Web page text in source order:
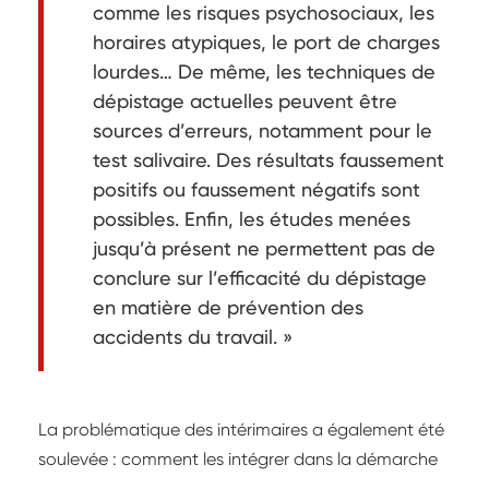
comme les risques psychosociaux, les
horaires atypiques, le port de charges
lourdes… De même, les techniques de
dépistage actuelles peuvent être
sources d’erreurs, notamment pour le
test salivaire. Des résultats faussement
positifs ou faussement négatifs sont
possibles. Enfin, les études menées
jusqu’à présent ne permettent pas de
conclure sur l’efficacité du dépistage
en matière de prévention des
accidents du travail. »
La problématique des intérimaires a également été
soulevée : comment les intégrer dans la démarche